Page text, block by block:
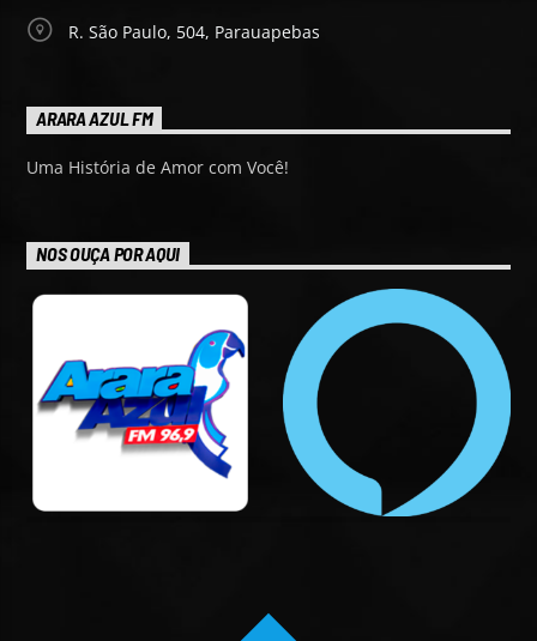
R. São Paulo, 504, Parauapebas
ARARA AZUL FM
Uma História de Amor com Você!
NOS OUÇA POR AQUI